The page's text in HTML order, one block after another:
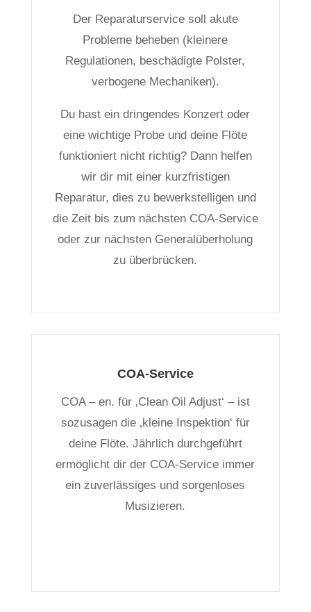
Der Reparaturservice soll akute
Probleme beheben (kleinere
Regulationen, beschädigte Polster,
verbogene Mechaniken).
Du hast ein dringendes Konzert oder
eine wichtige Probe und deine Flöte
funktioniert nicht richtig? Dann helfen
wir dir mit einer kurzfristigen
Reparatur, dies zu bewerkstelligen und
die Zeit bis zum nächsten COA-Service
oder zur nächsten Generalüberholung
zu überbrücken.
COA-Service
COA – en. für ‚Clean Oil Adjust‘ – ist
sozusagen die ‚kleine Inspektion‘ für
deine Flöte. Jährlich durchgeführt
ermöglicht dir der COA-Service immer
ein zuverlässiges und sorgenloses
Musizieren.